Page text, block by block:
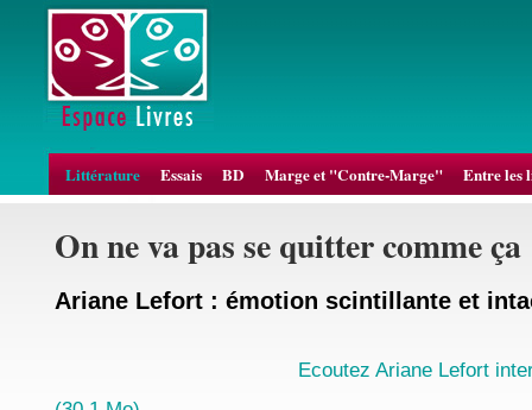
Littérature Essais BD Marge et "Contre-Marge" Entre les
On ne va pas se quitter comme ça
Ariane Lefort : émotion scintillante et
Ecoutez Ariane Lefort